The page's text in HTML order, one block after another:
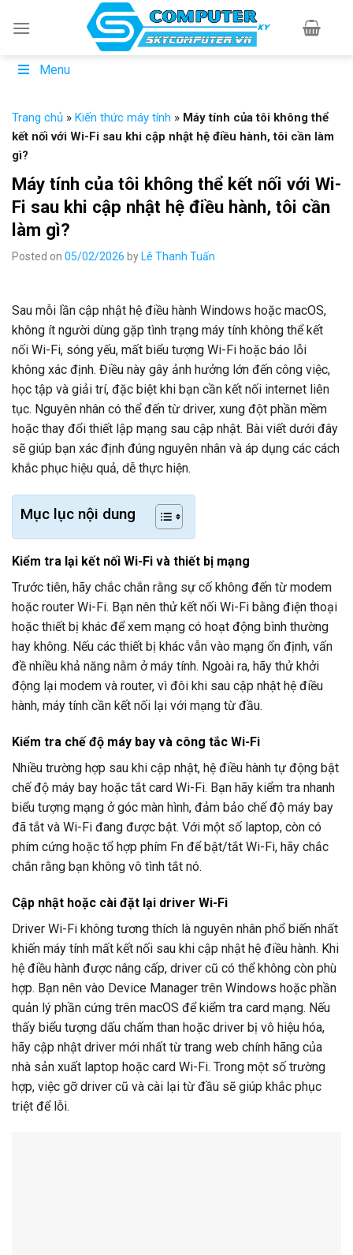
Menu
Trang chủ » Kiến thức máy tính » Máy tính của tôi không thể
kết nối với Wi-Fi sau khi cập nhật hệ điều hành, tôi cần làm
gì?
Máy tính của tôi không thể kết nối với Wi-
Fi sau khi cập nhật hệ điều hành, tôi cần
làm gì?
Posted on 05/02/2026 by Lê Thanh Tuấn
Sau mỗi lần cập nhật hệ điều hành Windows hoặc macOS,
không ít người dùng gặp tình trạng máy tính không thể kết
nối Wi-Fi, sóng yếu, mất biểu tượng Wi-Fi hoặc báo lỗi
không xác định. Điều này gây ảnh hưởng lớn đến công việc,
học tập và giải trí, đặc biệt khi bạn cần kết nối internet liên
tục. Nguyên nhân có thể đến từ driver, xung đột phần mềm
hoặc thay đổi thiết lập mạng sau cập nhật. Bài viết dưới đây
sẽ giúp bạn xác định đúng nguyên nhân và áp dụng các cách
khắc phục hiệu quả, dễ thực hiện.
Mục lục nội dung
Kiểm tra lại kết nối Wi-Fi và thiết bị mạng
Trước tiên, hãy chắc chắn rằng sự cố không đến từ modem
hoặc router Wi-Fi. Bạn nên thử kết nối Wi-Fi bằng điện thoại
hoặc thiết bị khác để xem mạng có hoạt động bình thường
hay không. Nếu các thiết bị khác vẫn vào mạng ổn định, vấn
đề nhiều khả năng nằm ở máy tính. Ngoài ra, hãy thử khởi
động lại modem và router, vì đôi khi sau cập nhật hệ điều
hành, máy tính cần kết nối lại với mạng từ đầu.
Kiểm tra chế độ máy bay và công tắc Wi-Fi
Nhiều trường hợp sau khi cập nhật, hệ điều hành tự động bật
chế độ máy bay hoặc tắt card Wi-Fi. Bạn hãy kiểm tra nhanh
biểu tượng mạng ở góc màn hình, đảm bảo chế độ máy bay
đã tắt và Wi-Fi đang được bật. Với một số laptop, còn có
phím cứng hoặc tổ hợp phím Fn để bật/tắt Wi-Fi, hãy chắc
chắn rằng bạn không vô tình tắt nó.
Cập nhật hoặc cài đặt lại driver Wi-Fi
Driver Wi-Fi không tương thích là nguyên nhân phổ biến nhất
khiến máy tính mất kết nối sau khi cập nhật hệ điều hành. Khi
hệ điều hành được nâng cấp, driver cũ có thể không còn phù
hợp. Bạn nên vào Device Manager trên Windows hoặc phần
quản lý phần cứng trên macOS để kiểm tra card mạng. Nếu
thấy biểu tượng dấu chấm than hoặc driver bị vô hiệu hóa,
hãy cập nhật driver mới nhất từ trang web chính hãng của
nhà sản xuất laptop hoặc card Wi-Fi. Trong một số trường
hợp, việc gỡ driver cũ và cài lại từ đầu sẽ giúp khắc phục
triệt để lỗi.